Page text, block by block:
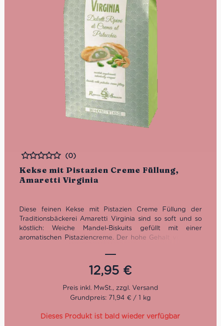
Kekse mit Pistazien Creme Füllung,
Amaretti Virginia
Bewertet
(0)
Diese feinen Kekse mit Pistazien Creme Füllung der
Traditionsbäckerei Amaretti Virginia sind so soft und so
köstlich: Weiche Mandel-Biskuits gefüllt mit einer
aromatischen Pistaziencreme. Der hohe Gehalt von 16 %
traditionelle Süßgebäck von Amaretti Virginia ist mit der
cremigen Fülle neu interpretiert und passt immer zur
kleinen Espresso-Pause nach italienischer Art. Traditionell
wird das Gebäck von Amaretti Virginia seit über 100
Jahren in dem kleinen Ort Sassello in Ligurien hergstellt.
Besonders die aufwändigen, edlen Verpackungen der
Produkte machen sie zu einem besonders schönen
12,95 €
Grundpreis: 71,94 € / 1 kg
Dieses Produkt ist bald wieder verfügbar